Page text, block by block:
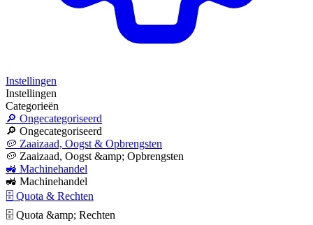
Instellingen
Instellingen
Categorieën
🔎 Ongecategoriseerd
🔎 Ongecategoriseerd
🥔 Zaaizaad, Oogst & Opbrengsten
🥔 Zaaizaad, Oogst &amp; Opbrengsten
🚜 Machinehandel
🚜 Machinehandel
🗄 Quota & Rechten
🗄 Quota &amp; Rechten